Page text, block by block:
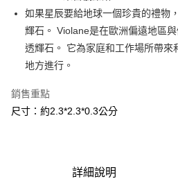
悠遊付
ATM付款
全家取貨付款
每筆NT$80，滿NT$3,000(含以上)免運
如果星辰要給地球一個珍貴的禮物
輝石。 Violane是在歐洲偏遠地區
透輝石。 它為家庭和工作場所帶來
地方進行。
銷售重點
尺寸：約2.3*2.3*0.3公分
詳細說明